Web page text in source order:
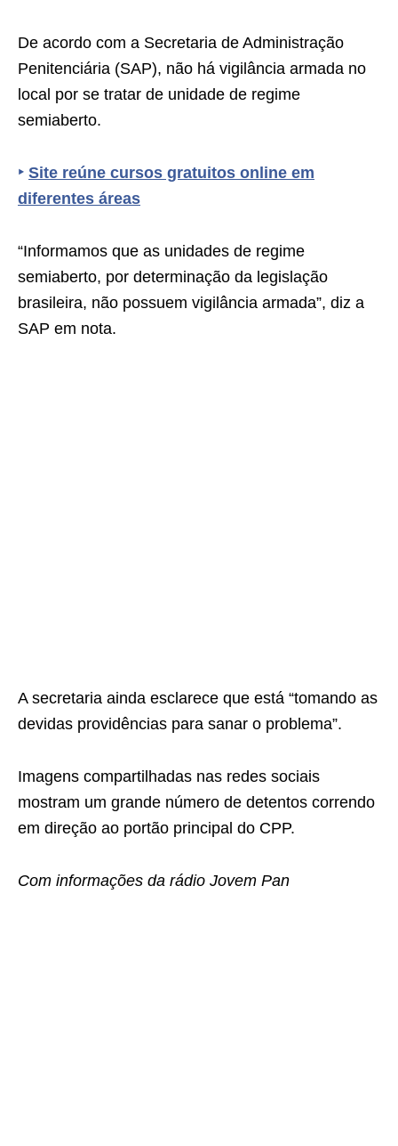
De acordo com a Secretaria de Administração
Penitenciária (SAP), não há vigilância armada no
local por se tratar de unidade de regime
semiaberto.
‣ Site reúne cursos gratuitos online em
diferentes áreas
“Informamos que as unidades de regime
semiaberto, por determinação da legislação
brasileira, não possuem vigilância armada”, diz a
SAP em nota.
A secretaria ainda esclarece que está “tomando as
devidas providências para sanar o problema”.
Imagens compartilhadas nas redes sociais
mostram um grande número de detentos correndo
em direção ao portão principal do CPP.
Com informações da rádio Jovem Pan